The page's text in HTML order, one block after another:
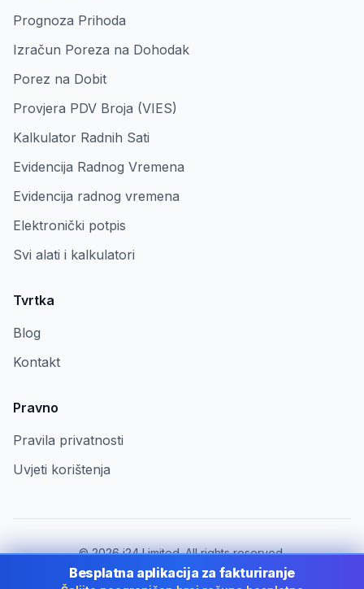
Prognoza Prihoda
Izračun Poreza na Dohodak
Porez na Dobit
Provjera PDV Broja (VIES)
Kalkulator Radnih Sati
Evidencija Radnog Vremena
Evidencija radnog vremena
Elektronički potpis
Svi alati i kalkulatori
Tvrtka
Blog
Kontakt
Pravno
Pravila privatnosti
Uvjeti korištenja
©2026i24 Limited. All rights reserved.
Za tvrtke u Croatia
Besplatna aplikacija za fakturiranje